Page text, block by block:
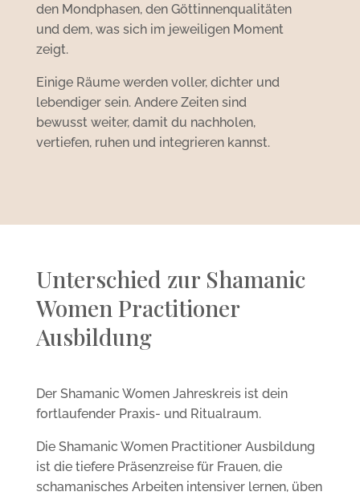
den Mondphasen, den Göttinnenqualitäten
und dem, was sich im jeweiligen Moment
zeigt.
Einige Räume werden voller, dichter und
lebendiger sein. Andere Zeiten sind
bewusst weiter, damit du nachholen,
vertiefen, ruhen und integrieren kannst.
Unterschied zur Shamanic
Women Practitioner
Ausbildung
Der Shamanic Women Jahreskreis ist dein
fortlaufender Praxis- und Ritualraum.
Die Shamanic Women Practitioner Ausbildung
ist die tiefere Präsenzreise für Frauen, die
schamanisches Arbeiten intensiver lernen, üben